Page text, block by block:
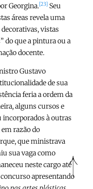
Georgina.[23] Seu
áreas revela uma
vistas
do que a pintura ou a
docente.
Gustavo
de sua
feria a ordem da
alguns cursos e
à outras
razão do
que ministrava
sua vaga como
neste cargo até
apresentando